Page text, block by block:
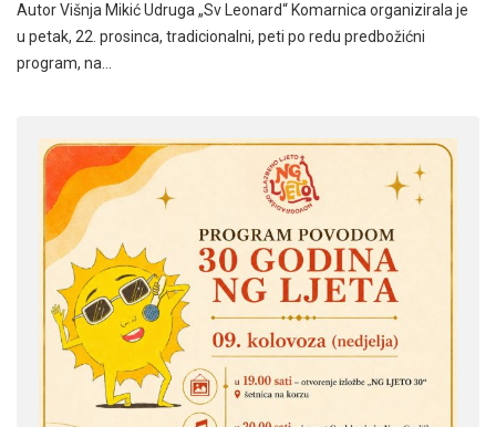
Autor Višnja Mikić Udruga „Sv Leonard“ Komarnica organizirala je
u petak, 22. prosinca, tradicionalni, peti po redu predbožićni
program, na…